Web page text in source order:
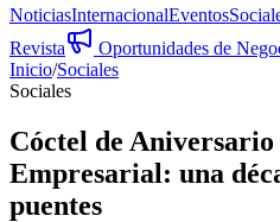
NoticiasInternacionalEventos
Revista
Oportunidades de
Inicio/Sociales
Sociales
Cóctel de
Empresarial: una
puentes